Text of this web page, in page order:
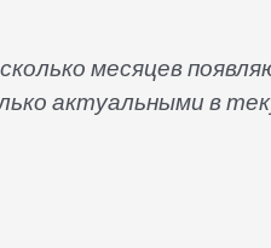
месяцев
актуальными в